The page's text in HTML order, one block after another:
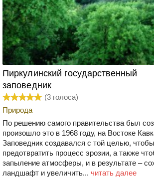
Пиркулинский государственный
заповедник
(3 голоса)
Природа
По решению самого правительства был
произошло это в 1968 году, на Востоке
Заповедник создавался с той целью,
предотвратить процесс эрозии, а также
запыление атмосферы, и в результате –
ландшафт и увеличить... читать далее